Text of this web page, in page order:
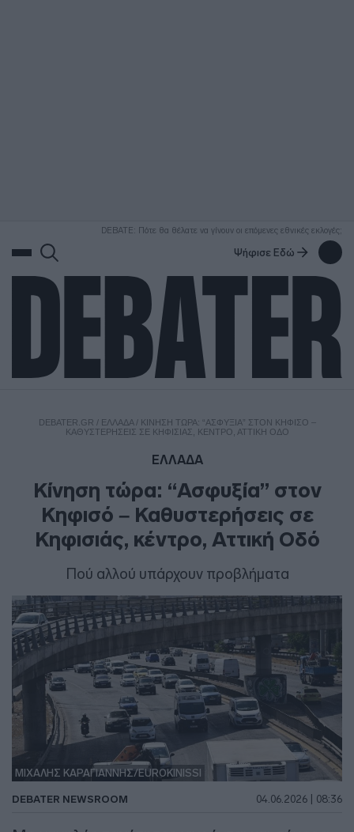
DEBATE: Πότε θα θέλατε να γίνουν οι επόμενες εθνικές εκλογές;
Ψήφισε Εδώ
DEBATER.GR / ΕΛΛΑΔΑ/ ΚΊΝΗΣΗ ΤΏΡΑ: “ΑΣΦΥΞΊΑ” ΣΤΟΝ ΚΗΦΙΣΌ –
ΚΑΘΥΣΤΕΡΉΣΕΙΣ ΣΕ ΚΗΦΙΣΙΆΣ, ΚΈΝΤΡΟ, ΑΤΤΙΚΉ ΟΔΌ
ΕΛΛΑΔΑ
Κίνηση τώρα: “Ασφυξία” στον
Κηφισό – Καθυστερήσεις σε
Κηφισιάς, κέντρο, Αττική Οδό
Πού αλλού υπάρχουν προβλήματα
ΜΙΧΑΛΗΣ ΚΑΡΑΓΙΑΝΝΗΣ/EUROKINISSI
DEBATER NEWSROOM 04.06.2026 | 08:36